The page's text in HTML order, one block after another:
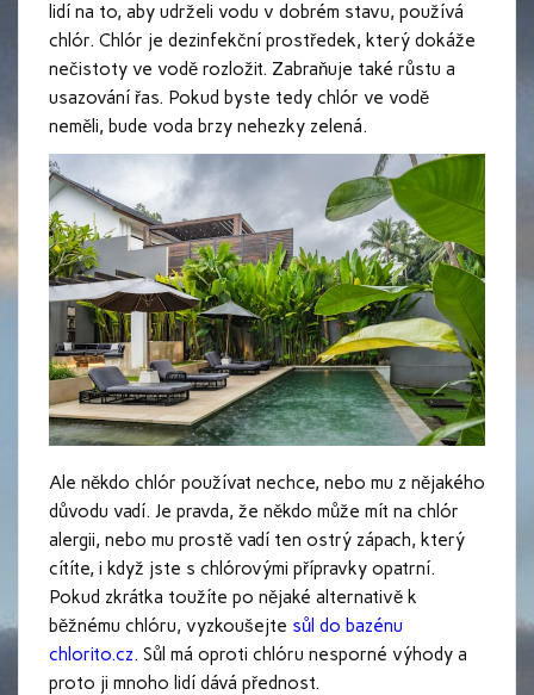
lidí na to, aby udrželi vodu v dobrém stavu, používá
chlór. Chlór je dezinfekční prostředek, který dokáže
nečistoty ve vodě rozložit. Zabraňuje také růstu a
usazování řas. Pokud byste tedy chlór ve vodě
neměli, bude voda brzy nehezky zelená.
Ale někdo chlór používat nechce, nebo mu z nějakého
důvodu vadí. Je pravda, že někdo může mít na chlór
alergii, nebo mu prostě vadí ten ostrý zápach, který
cítíte, i když jste s chlórovými přípravky opatrní.
Pokud zkrátka toužíte po nějaké alternativě k
běžnému chlóru, vyzkoušejte sůl do bazénu
chlorito.cz. Sůl má oproti chlóru nesporné výhody a
proto ji mnoho lidí dává přednost.